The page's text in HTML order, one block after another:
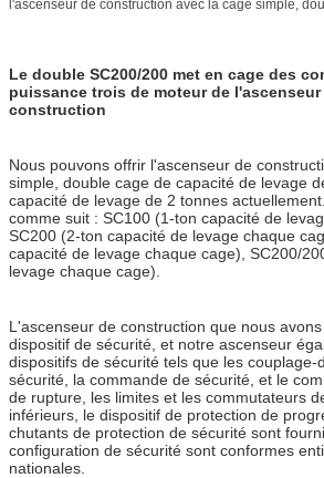
l'ascenseur de construction avec la cage simple,
Le double SC200/200 met en cage des
puissance trois de moteur de l'ascenseur
construction
Nous pouvons offrir l'ascenseur de
simple, double cage de capacité de levage
capacité de levage de 2 tonnes
comme suit : SC100 (1-ton capacité de
SC200 (2-ton capacité de levage chaque
capacité de levage chaque cage), SC200/
levage chaque cage).
L'ascenseur de construction que nous
dispositif de sécurité, et notre ascenseur
dispositifs de sécurité tels que les couplage-
sécurité, la commande de sécurité, et le
de rupture, les limites et les commutateurs
inférieurs, le dispositif de protection de
chutants de protection de sécurité sont
configuration de sécurité sont conformes
nationales.